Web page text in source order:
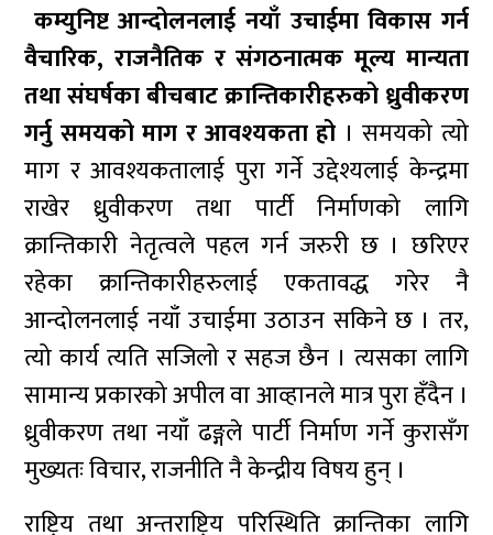
कम्युनिष्ट आन्दोलनलाई नयाँ उचाईमा विकास गर्न
वैचारिक, राजनैतिक र संगठनात्मक मूल्य मान्यता
तथा संघर्षका बीचबाट क्रान्तिकारीहरुको ध्रुवीकरण
गर्नु समयको माग र आवश्यकता हो । समयको त्यो
माग र आवश्यकतालाई पुरा गर्ने उद्देश्यलाई केन्द्रमा
राखेर ध्रुवीकरण तथा पार्टी निर्माणको लागि
क्रान्तिकारी नेतृत्वले पहल गर्न जरुरी छ । छरिएर
रहेका क्रान्तिकारीहरुलाई एकतावद्ध गरेर नै
आन्दोलनलाई नयाँ उचाईमा उठाउन सकिने छ । तर,
त्यो कार्य त्यति सजिलो र सहज छैन । त्यसका लागि
सामान्य प्रकारको अपील वा आव्हानले मात्र पुरा हँदैन ।
ध्रुवीकरण तथा नयाँ ढङ्गले पार्टी निर्माण गर्ने कुरासँग
मुख्यतः विचार, राजनीति नै केन्द्रीय विषय हुन् ।
राष्ट्रिय तथा अन्तराष्ट्रिय परिस्थिति क्रान्तिका लागि